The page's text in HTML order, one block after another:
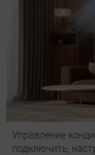
Управление
подключить,